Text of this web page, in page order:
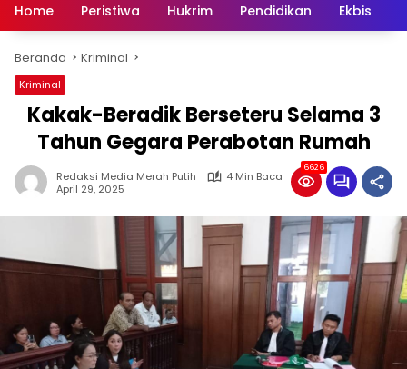
Home Peristiwa Hukrim Pendidikan Ekbis
Beranda Kriminal
Kriminal
Kakak-Beradik Berseteru Selama 3
Tahun Gegara Perabotan Rumah
Redaksi Media Merah Putih
4 Min Baca
April 29, 2025
6626